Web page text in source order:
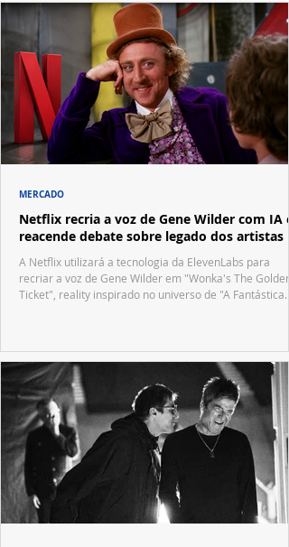
Netflix recria a voz de Gene Wilder com IA e
reacende debate sobre legado dos artistas
A Netflix utilizará a tecnologia da ElevenLabs para
recriar a voz de Gene Wilder em "Wonka's The Golden
Ticket", reality inspirado no universo de "A Fantástica
MERCADO